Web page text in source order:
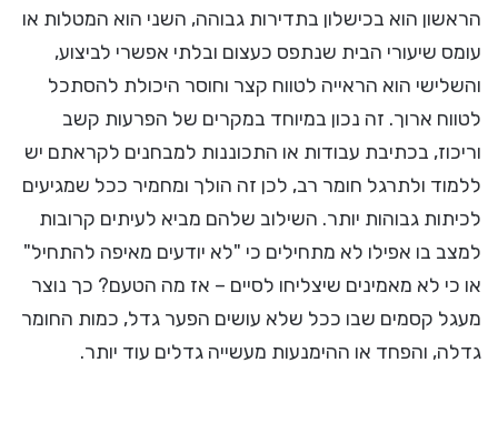
הראשון הוא בכישלון בתדירות גבוהה, השני הוא המטלות או
עומס שיעורי הבית שנתפס כעצום ובלתי אפשרי לביצוע,
והשלישי הוא הראייה לטווח קצר וחוסר היכולת להסתכל
לטווח ארוך. זה נכון במיוחד במקרים של הפרעות קשב
וריכוז, בכתיבת עבודות או התכוננות למבחנים לקראתם יש
ללמוד ולתרגל חומר רב, לכן זה הולך ומחמיר ככל שמגיעים
לכיתות גבוהות יותר. השילוב שלהם מביא לעיתים קרובות
למצב בו אפילו לא מתחילים כי "לא יודעים מאיפה להתחיל"
או כי לא מאמינים שיצליחו לסיים – אז מה הטעם? כך נוצר
מעגל קסמים שבו ככל שלא עושים הפער גדל, כמות החומר
גדלה, והפחד או ההימנעות מעשייה גדלים עוד יותר.